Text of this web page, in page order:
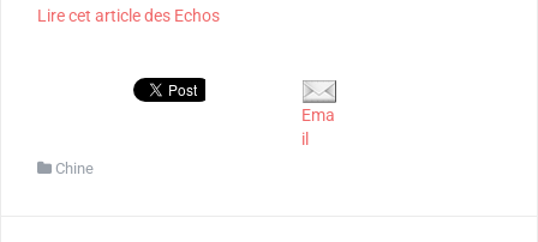
Lire cet article des Echos
Ema
il
Chine